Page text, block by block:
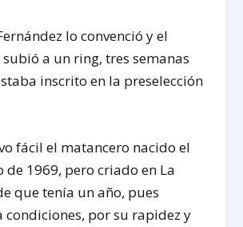
lo convenció y el
subió a un ring, tres semanas
inscrito en la preselección
fácil el matancero nacido el
de 1969, pero criado en La
que tenía un año, pues
condiciones, por su rapidez y